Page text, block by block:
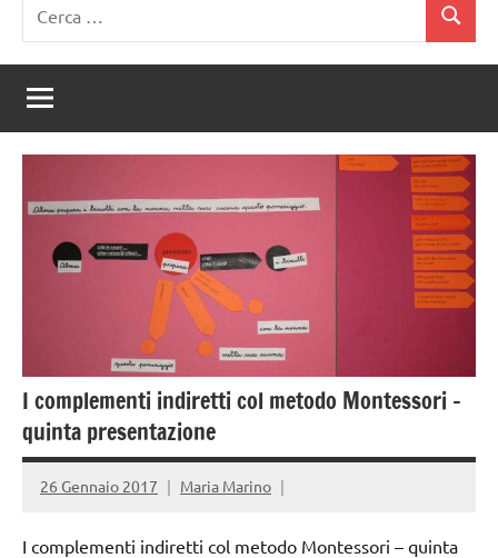
per:
Cerca
I complementi indiretti col metodo Montessori –
quinta presentazione
26 Gennaio 2017 Maria Marino
I complementi indiretti col metodo Montessori – quinta